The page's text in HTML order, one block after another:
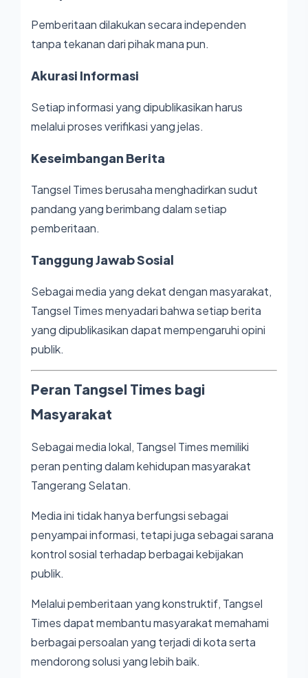
Pemberitaan dilakukan secara independen
tanpa tekanan dari pihak mana pun.
Akurasi Informasi
Setiap informasi yang dipublikasikan harus
melalui proses verifikasi yang jelas.
Keseimbangan Berita
Tangsel Times berusaha menghadirkan sudut
pandang yang berimbang dalam setiap
pemberitaan.
Tanggung Jawab Sosial
Sebagai media yang dekat dengan masyarakat,
Tangsel Times menyadari bahwa setiap berita
yang dipublikasikan dapat mempengaruhi opini
publik.
Peran Tangsel Times bagi
Masyarakat
Sebagai media lokal, Tangsel Times memiliki
peran penting dalam kehidupan masyarakat
Tangerang Selatan.
Media ini tidak hanya berfungsi sebagai
penyampai informasi, tetapi juga sebagai sarana
kontrol sosial terhadap berbagai kebijakan
publik.
Melalui pemberitaan yang konstruktif, Tangsel
Times dapat membantu masyarakat memahami
berbagai persoalan yang terjadi di kota serta
mendorong solusi yang lebih baik.